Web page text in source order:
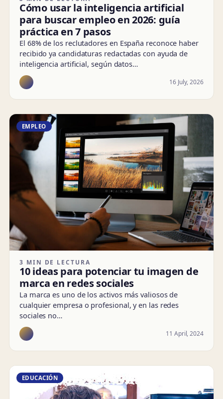
Cómo usar la inteligencia artificial
para buscar empleo en 2026: guía
práctica en 7 pasos
El 68% de los reclutadores en España reconoce haber
recibido ya candidaturas redactadas con ayuda de
inteligencia artificial, según datos…
16 July, 2026
EMPLEO
3 MIN DE LECTURA
10 ideas para potenciar tu imagen de
marca en redes sociales
La marca es uno de los activos más valiosos de
cualquier empresa o profesional, y en las redes
sociales no…
11 April, 2024
EDUCACIÓN